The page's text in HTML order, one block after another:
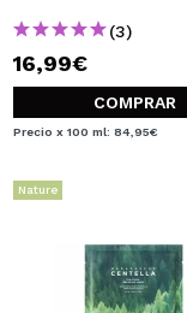
(3)
16,99€
COMPRAR
Precio x 100 ml: 84,95€
Nature